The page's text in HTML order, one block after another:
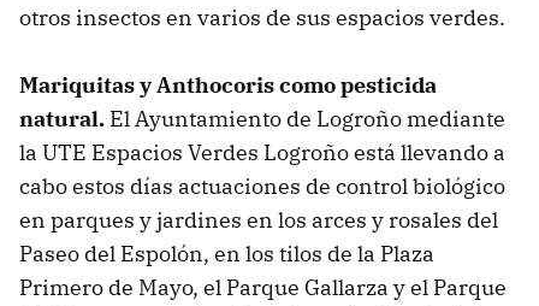
otros insectos en varios de sus espacios verdes.
Mariquitas y Anthocoris como pesticida
natural. El Ayuntamiento de Logroño mediante
la UTE Espacios Verdes Logroño está llevando a
cabo estos días actuaciones de control biológico
en parques y jardines en los arces y rosales del
Paseo del Espolón, en los tilos de la Plaza
Primero de Mayo, el Parque Gallarza y el Parque